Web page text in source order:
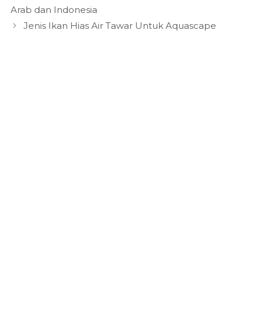
Arab dan Indonesia
Jenis Ikan Hias Air Tawar Untuk Aquascape